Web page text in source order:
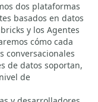
dos plataformas
basados en datos
y los Agentes
cómo cada
conversacionales
de datos soportan,
de